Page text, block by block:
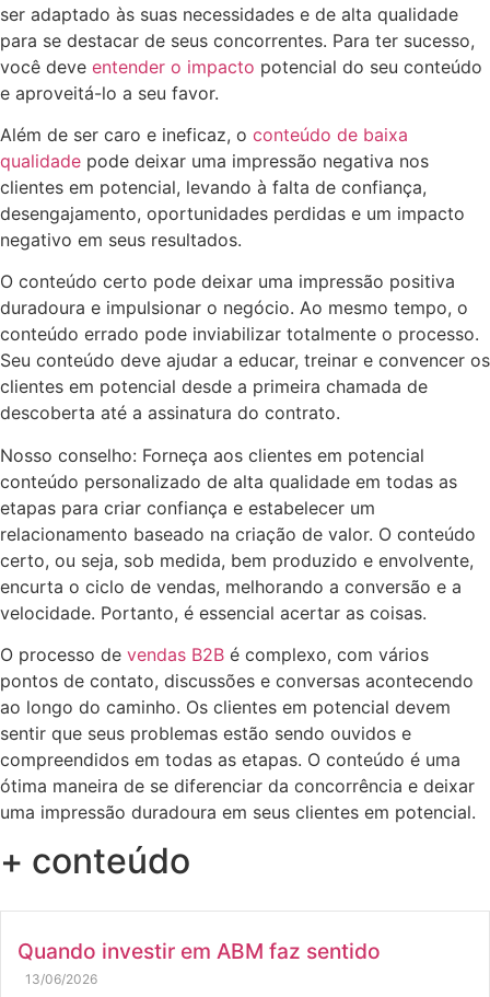
ser adaptado às suas necessidades e de alta qualidade
para se destacar de seus concorrentes. Para ter sucesso,
você deve entender o impacto potencial do seu conteúdo
e aproveitá-lo a seu favor.
Além de ser caro e ineficaz, o conteúdo de baixa
qualidade pode deixar uma impressão negativa nos
clientes em potencial, levando à falta de confiança,
desengajamento, oportunidades perdidas e um impacto
negativo em seus resultados.
O conteúdo certo pode deixar uma impressão positiva
duradoura e impulsionar o negócio. Ao mesmo tempo, o
conteúdo errado pode inviabilizar totalmente o processo.
Seu conteúdo deve ajudar a educar, treinar e convencer os
clientes em potencial desde a primeira chamada de
descoberta até a assinatura do contrato.
Nosso conselho: Forneça aos clientes em potencial
conteúdo personalizado de alta qualidade em todas as
etapas para criar confiança e estabelecer um
relacionamento baseado na criação de valor. O conteúdo
certo, ou seja, sob medida, bem produzido e envolvente,
encurta o ciclo de vendas, melhorando a conversão e a
velocidade. Portanto, é essencial acertar as coisas.
O processo de vendas B2B é complexo, com vários
pontos de contato, discussões e conversas acontecendo
ao longo do caminho. Os clientes em potencial devem
sentir que seus problemas estão sendo ouvidos e
compreendidos em todas as etapas. O conteúdo é uma
ótima maneira de se diferenciar da concorrência e deixar
uma impressão duradoura em seus clientes em potencial.
+ conteúdo
Quando investir em ABM faz sentido
13/06/2026